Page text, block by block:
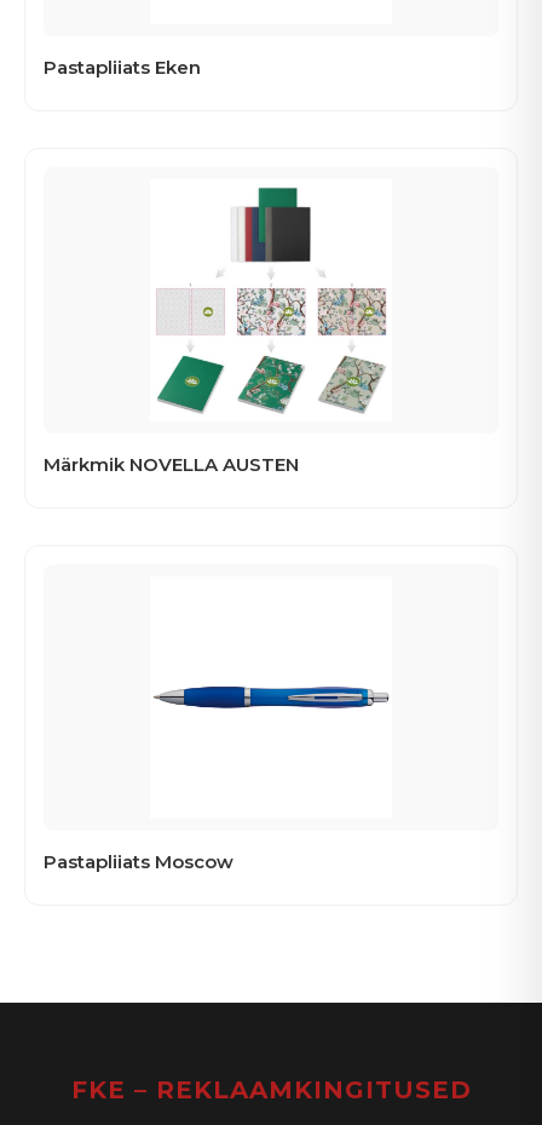
Pastapliiats Eken
Märkmik NOVELLA AUSTEN
Pastapliiats Moscow
FKE – REKLAAMKINGITUSED